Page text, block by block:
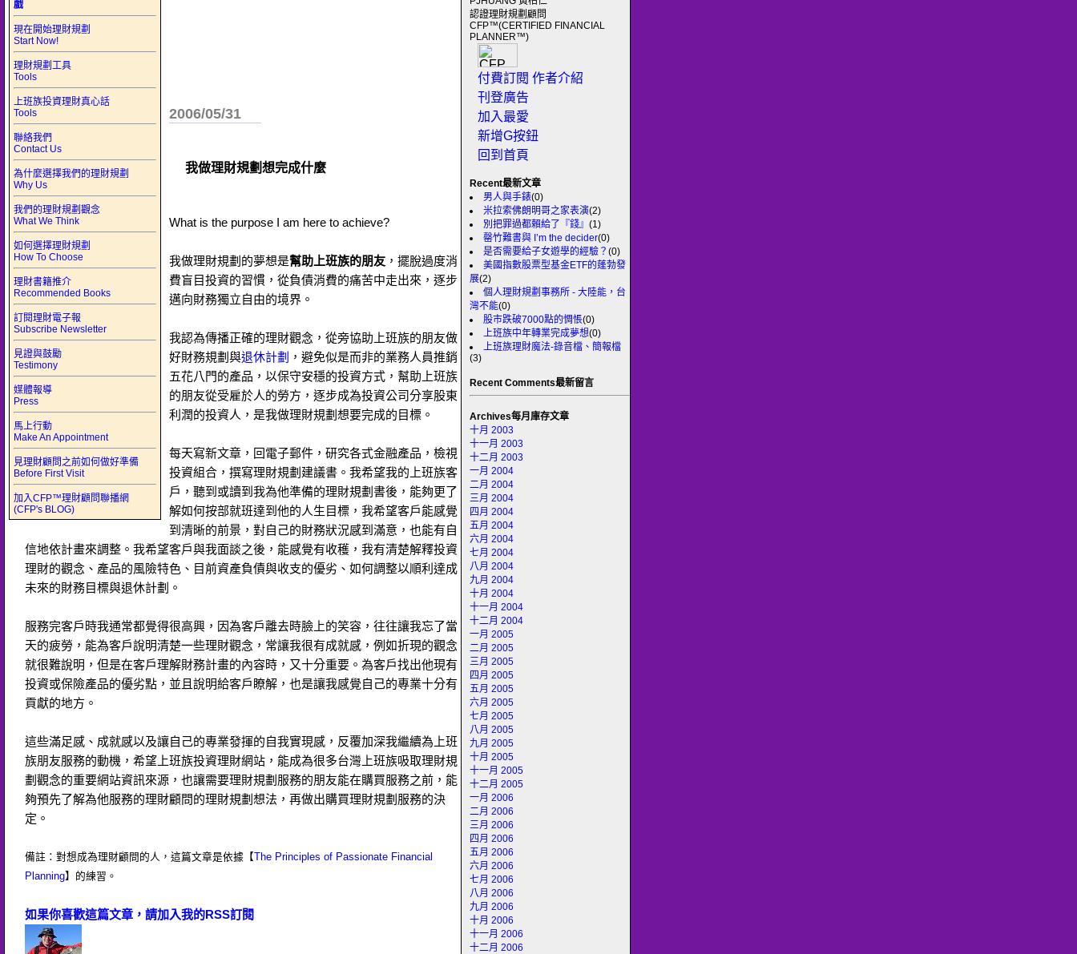
認證理財規劃顧問
CFP™(CERTIFIED FINANCIAL
PLANNER™)
付費訂閱 作者介紹
刊登廣告
加入最愛
新增G按鈕
回到首頁
Recent最新文章
男人與手錶(0)
米拉索佛朗明哥之家表演(2)
別把罪過都賴給了『錢』 (1)
罄竹難書與 I’m the decider(0)
是否需要給子女遊學的經驗？ (0)
美國指數股票型基金ETF的蓬勃發
展(2)
個人理財規劃事務所 - 大陸能，台
灣不能(0)
股市跌破7000點的惆悵(0)
上班族中年轉業完成夢想(0)
上班族理財魔法-錄音檔、簡報檔
(3)
Recent Comments最新留言
Archives每月庫存文章
十月 2003
十一月 2003
十二月 2003
一月 2004
二月 2004
三月 2004
四月 2004
五月 2004
六月 2004
七月 2004
八月 2004
九月 2004
十月 2004
十一月 2004
十二月 2004
一月 2005
二月 2005
三月 2005
四月 2005
五月 2005
六月 2005
七月 2005
八月 2005
九月 2005
十月 2005
十一月 2005
十二月 2005
一月 2006
二月 2006
三月 2006
四月 2006
五月 2006
六月 2006
七月 2006
八月 2006
九月 2006
十月 2006
十一月 2006
十二月 2006
戲
現在開始理財規劃
Start Now!
理財規劃工具
Tools
上班族投資理財真心話
Tools
聯絡我們
Contact Us
為什麼選擇我們的理財規劃
Why Us
我們的理財規劃觀念
What We Think
如何選擇理財規劃
How To Choose
理財書籍推介
Recommended Books
訂閱理財電子報
Subscribe Newsletter
見證與鼓勵
Testimony
媒體報導
Press
馬上行動
Make An Appointment
見理財顧問之前如何做好準備
Before First Visit
加入CFP™理財顧問聯播網
(CFP's BLOG)
2006/05/31
我做理財規劃想完成什麼
What is the purpose I am here to achieve?
我做理財規劃的夢想是幫助上班族的朋友 ，擺脫過度消
費盲目投資的習慣，從負債消費的痛苦中走出來，逐步
邁向財務獨立自由的境界。
我認為傳播正確的理財觀念，從旁協助上班族的朋友做
好財務規劃與退休計劃 ，避免似是而非的業務人員推銷
五花八門的產品，以保守安穩的投資方式，幫助上班族
的朋友從受雇於人的勞方，逐步成為投資公司分享股東
利潤的投資人，是我做理財規劃想要完成的目標。
每天寫新文章，回電子郵件，研究各式金融產品，檢視
投資組合，撰寫理財規劃建議書。我希望我的上班族客
戶，聽到或讀到我為他準備的理財規劃書後，能夠更了
解如何按部就班達到他的人生目標，我希望客戶能感覺
到清晰的前景，對自己的財務狀況感到滿意，也能有自
信地依計畫來調整。我希望客戶與我面談之後，能感覺有收穫，我有清楚解釋投資
理財的觀念、產品的風險特色、目前資產負債與收支的優劣、如何調整以順利達成
未來的財務目標與退休計劃。
服務完客戶時我通常都覺得很高興，因為客戶離去時臉上的笑容，往往讓我忘了當
天的疲勞，能為客戶說明清楚一些理財觀念，常讓我很有成就感，例如折現的觀念
就很難說明，但是在客戶理解財務計畫的內容時，又十分重要。為客戶找出他現有
投資或保險產品的優劣點，並且說明給客戶瞭解，也是讓我感覺自己的專業十分有
貢獻的地方。
這些滿足感、成就感以及讓自己的專業發揮的自我實現感，反覆加深我繼續為上班
族朋友服務的動機，希望上班族投資理財網站，能成為很多台灣上班族吸取理財規
劃觀念的重要網站資訊來源，也讓需要理財規劃服務的朋友能在購買服務之前，能
夠預先了解為他服務的理財顧問的理財規劃想法，再做出購買理財規劃服務的決
定。
備註：對想成為理財顧問的人，這篇文章是依據【The Principles of Passionate Financial
Planning】的練習。
如果你喜歡這篇文章，請加入我的RSS訂閱